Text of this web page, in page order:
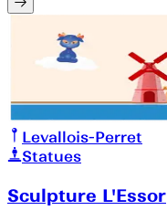
Levallois-Perret
Statues
Sculpture L'Essor